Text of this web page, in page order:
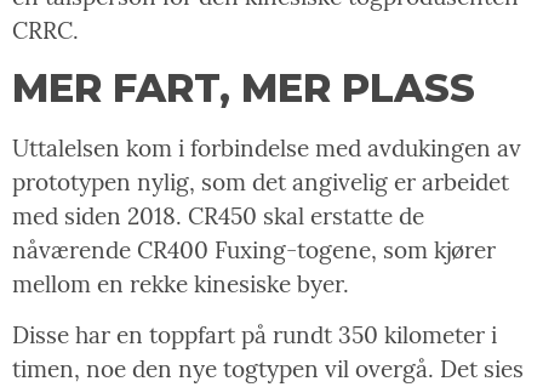
CRRC.
MER FART, MER PLASS
Uttalelsen kom i forbindelse med avdukingen av
prototypen nylig, som det angivelig er arbeidet
med siden 2018. CR450 skal erstatte de
nåværende CR400 Fuxing-togene, som kjører
mellom en rekke kinesiske byer.
Disse har en toppfart på rundt 350 kilometer i
timen, noe den nye togtypen vil overgå. Det sies